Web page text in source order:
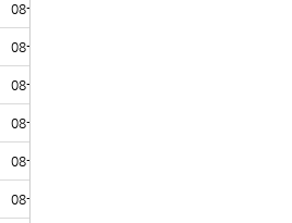
08-02
08-02
08-02
08-01
08-01
08-01